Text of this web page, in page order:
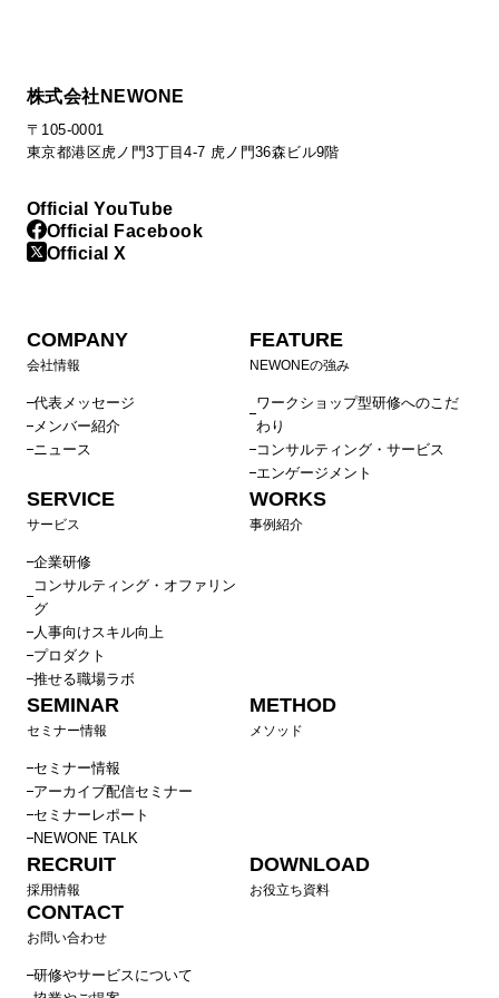
株式会社NEWONE
〒105-0001
東京都港区虎ノ門3丁目4-7 虎ノ門36森ビル9階
Official YouTube
Official Facebook
Official X
COMPANY
会社情報
代表メッセージ
メンバー紹介
ニュース
FEATURE
NEWONEの強み
ワークショップ型研修へのこだ
わり
コンサルティング・サービス
エンゲージメント
SERVICE
サービス
企業研修
コンサルティング・オファリン
グ
人事向けスキル向上
プロダクト
推せる職場ラボ
WORKS
事例紹介
SEMINAR
セミナー情報
セミナー情報
アーカイブ配信セミナー
セミナーレポート
NEWONE TALK
METHOD
メソッド
RECRUIT
採用情報
DOWNLOAD
お役立ち資料
CONTACT
お問い合わせ
研修やサービスについて